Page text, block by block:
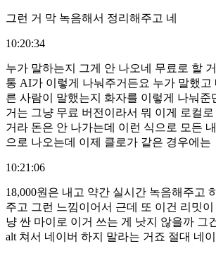
그런 거 막 녹음해서 정리해주고 네
10:20:34
누가 말하는지 그게 안 나오네 무료로 할
통 AI가 이렇게 나눠주거든요 누가 말했고
른 사람이 말했는지 화자를 이렇게 나눠준
거는 그냥 무료 버전이라서 뭐 이게 로컬
거라 돈은 안 나가는데 이런 식으로 모든
으로 나오는데 이제 클로가 같은 경우에는
10:21:06
18,000원은 내고 약간 실시간 녹음해주고
주고 그런 느낌이어서 근데 또 이건 리밋
냥 싼 마이로 이거 쓰는 게 낫지 않을까 그
alt 쳐서 네이버 하지 말라는 거죠 절대 네